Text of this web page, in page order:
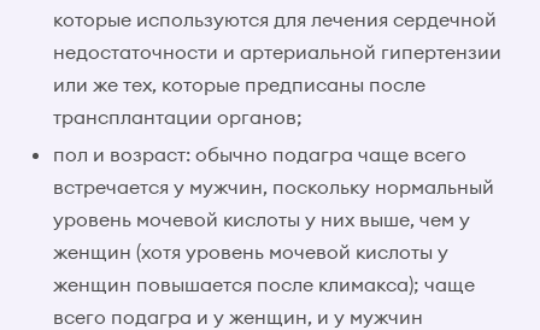
которые используются для лечения сердечной
недостаточности и артериальной гипертензии
или же тех, которые предписаны после
трансплантации органов;
пол и возраст: обычно подагра чаще всего
встречается у мужчин, поскольку нормальный
уровень мочевой кислоты у них выше, чем у
женщин (хотя уровень мочевой кислоты у
женщин повышается после климакса); чаще
всего подагра и у женщин, и у мужчин